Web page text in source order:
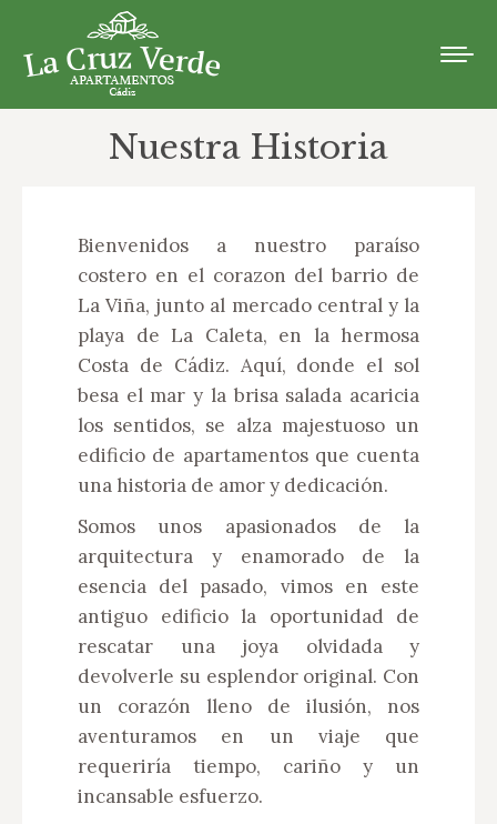
Nuestra Historia
Bienvenidos a nuestro paraíso
costero en el corazon del barrio de
La Viña, junto al mercado central y la
playa de La Caleta, en la hermosa
Costa de Cádiz. Aquí, donde el sol
besa el mar y la brisa salada acaricia
los sentidos, se alza majestuoso un
edificio de apartamentos que cuenta
una historia de amor y dedicación.
Somos unos apasionados de la
arquitectura y enamorado de la
esencia del pasado, vimos en este
antiguo edificio la oportunidad de
rescatar una joya olvidada y
devolverle su esplendor original. Con
un corazón lleno de ilusión, nos
aventuramos en un viaje que
requeriría tiempo, cariño y un
incansable esfuerzo.